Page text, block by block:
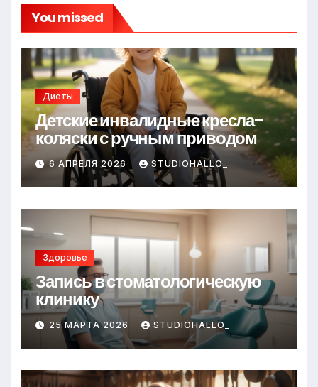
You missed
Диеты
Детские инвалидные кресла-
коляски с ручным приводом
6 АПРЕЛЯ 2026 STUDIOHALLO_
Здоровье
Запись в стоматологическую
клинику
25 МАРТА 2026 STUDIOHALLO_